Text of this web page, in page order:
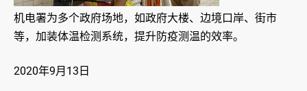
机电署为多个政府场地，如政府大楼、边境口岸、街市
等，加装体温检测系统，提升防疫测温的效率。
2020年9月13日